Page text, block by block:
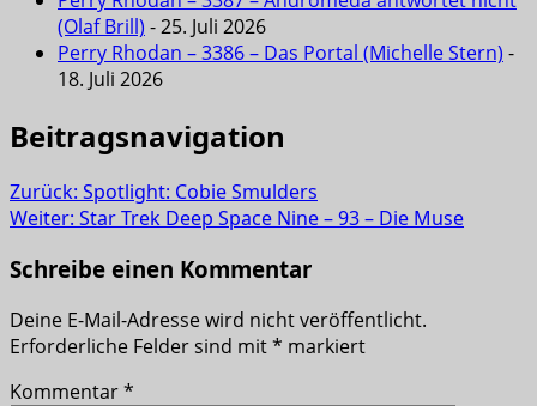
(Olaf Brill) - 25. Juli 2026
Perry Rhodan – 3386 – Das Portal (Michelle Stern) -
18. Juli 2026
Beitragsnavigation
Zurück: Spotlight: Cobie Smulders
Weiter: Star Trek Deep Space Nine – 93 – Die Muse
Schreibe einen Kommentar
Deine E-Mail-Adresse wird nicht veröffentlicht.
Erforderliche Felder sind mit* markiert
Kommentar*